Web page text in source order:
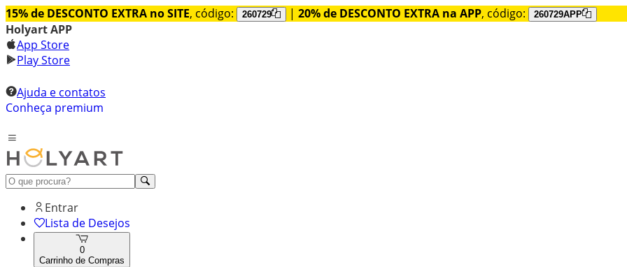
15% de DESCONTO EXTRA no SITE, código: 260729 | 20% de DESCONTO EXTRA na APP, código: 260729APP
Holyart APP
App Store
Play Store
Ajuda e contatos
Conheça premium
Entrar
Lista de Desejos
0
Carrinho de Compras